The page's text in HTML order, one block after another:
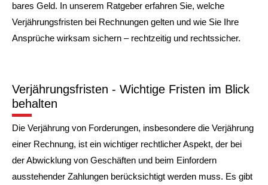
bares Geld. In unserem Ratgeber erfahren Sie, welche
Verjährungsfristen bei Rechnungen gelten und wie Sie Ihre
Ansprüche wirksam sichern – rechtzeitig und rechtssicher.
Verjährungsfristen - Wichtige Fristen im Blick
behalten
Die Verjährung von Forderungen, insbesondere die Verjährung
einer Rechnung, ist ein wichtiger rechtlicher Aspekt, der bei
der Abwicklung von Geschäften und beim Einfordern
ausstehender Zahlungen berücksichtigt werden muss. Es gibt